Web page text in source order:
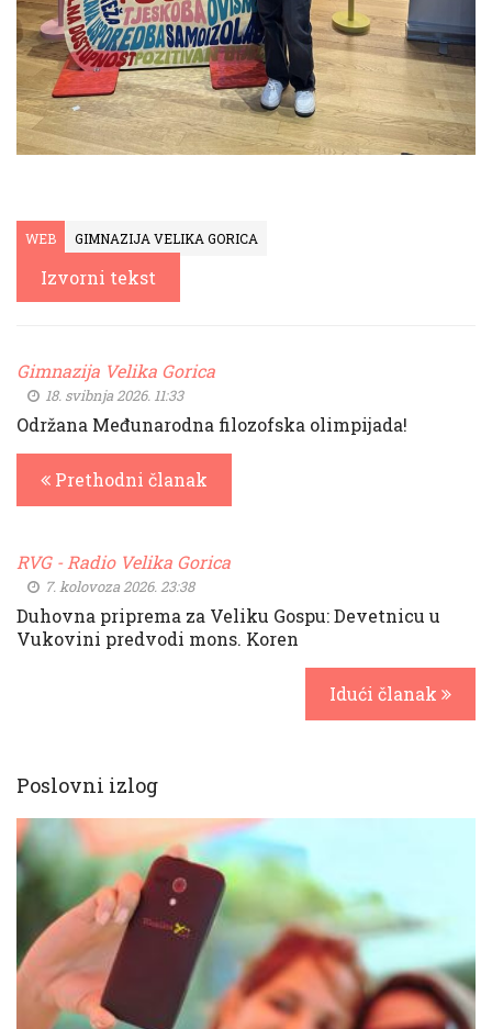
WEB GIMNAZIJA VELIKA GORICA
Izvorni tekst
Gimnazija Velika Gorica
18. svibnja 2026. 11:33
Održana Međunarodna filozofska olimpijada!
Prethodni članak
RVG - Radio Velika Gorica
7. kolovoza 2026. 23:38
Duhovna priprema za Veliku Gospu: Devetnicu u
Vukovini predvodi mons. Koren
Idući članak
Poslovni izlog